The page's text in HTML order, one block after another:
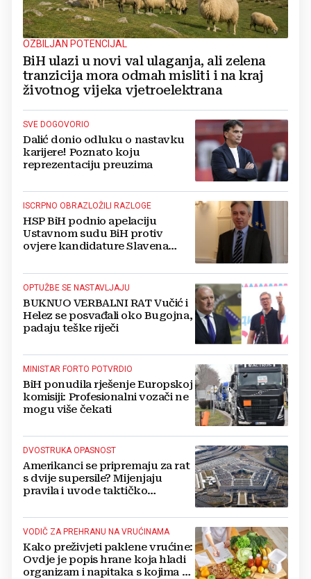
OZBILJAN POTENCIJAL
BiH ulazi u novi val ulaganja, ali zelena
tranzicija mora odmah misliti i na kraj
životnog vijeka vjetroelektrana
SVE DOGOVORIO
Dalić donio odluku o nastavku
karijere! Poznato koju
reprezentaciju preuzima
ISCRPNO OBRAZLOŽILI RAZLOGE
HSP BiH podnio apelaciju
Ustavnom sudu BiH protiv
ovjere kandidature Slavena
OPTUŽBE SE NASTAVLJAJU
BUKNUO VERBALNI RAT Vučić i
Helez se posvađali oko Bugojna,
padaju teške riječi
MINISTAR FORTO POTVRDIO
BiH ponudila rješenje Europskoj
komisiji: Profesionalni vozači ne
mogu više čekati
DVOSTRUKA OPASNOST
Amerikanci se pripremaju za rat
s dvije supersile? Mijenjaju
pravila i uvode taktičko
VODIČ ZA PREHRANU NA VRUĆINAMA
Kako preživjeti paklene vrućine:
Ovdje je popis hrane koja hladi
organizam i napitaka s kojima si